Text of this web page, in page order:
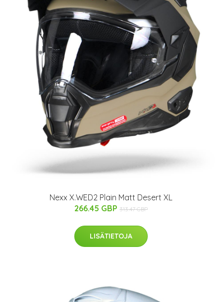
Nexx X.WED2 Plain Matt Desert XL
266.45 GBP 313.47 GBP
LISÄTIETOJA